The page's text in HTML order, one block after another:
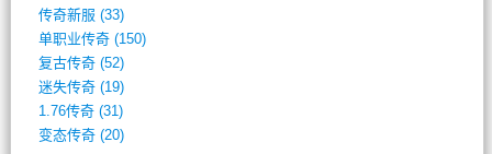
传奇新服 (33)
单职业传奇(150)
复古传奇(52)
迷失传奇(19)
1.76传奇(31)
变态传奇(20)